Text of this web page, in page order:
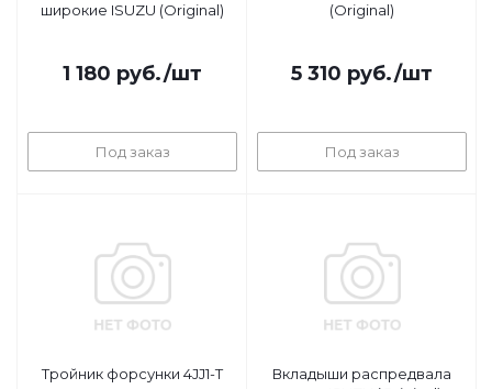
широкие ISUZU (Original)
1 180 руб./шт
Под заказ
(Original)
5 310 руб./шт
Под заказ
Тройник форсунки 4JJ1-T
Вкладыши распредвала